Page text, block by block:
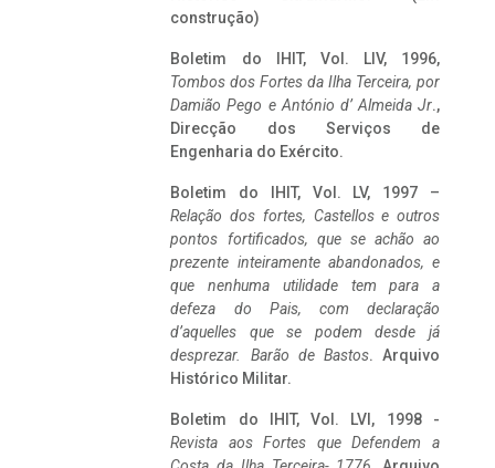
construção)
Boletim do IHIT, Vol. LIV, 1996,
Tombos dos Fortes da Ilha Terceira, por
Damião Pego e António d’ Almeida Jr.,
Direcção dos Serviços de
Engenharia do Exército.
Boletim do IHIT, Vol. LV, 1997 –
Relação dos fortes, Castellos e outros
pontos fortificados, que se achão ao
prezente inteiramente abandonados, e
que nenhuma utilidade tem para a
defeza do Pais, com declaração
d’aquelles que se podem desde já
desprezar. Barão de Bastos. Arquivo
Histórico Militar.
Boletim do IHIT, Vol. LVI, 1998 -
Revista aos Fortes que Defendem a